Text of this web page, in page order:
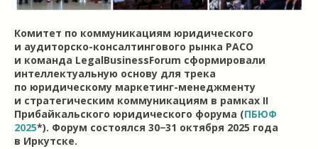
Комитет по коммуникациям юридического
и аудиторско-консалтингового рынка РАСО
и команда LegalBusinessForum сформировали
интеллектуальную основу для трека
по юридическому маркетинг-менеджменту
и стратегическим коммуникациям в рамках II
Прибайкальского юридического форума (ПБЮФ
2025*). Форум состоялся 30−31 октября 2025 года
в Иркутске.